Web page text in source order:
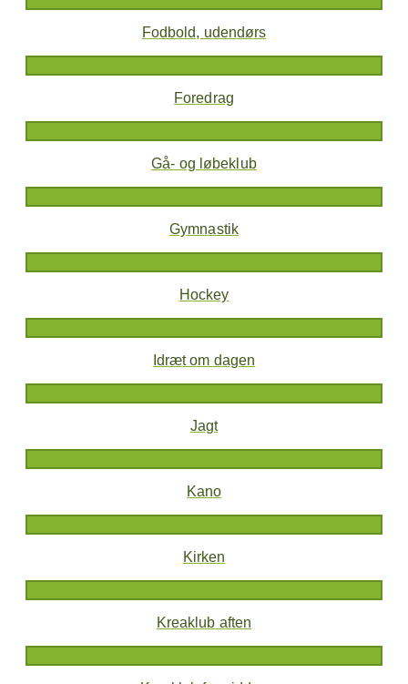
Fodbold, udendørs
Foredrag
Gå- og løbeklub
Gymnastik
Hockey
Idræt om dagen
Jagt
Kano
Kirken
Kreaklub aften